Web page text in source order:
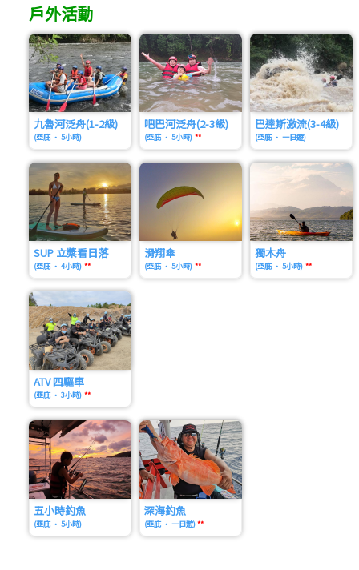
戶外活動
九魯河泛舟(1-2級)
(亞庇 • 5小時)
吧巴河泛舟(2-3級)
(亞庇 • 5小時) **
巴達斯激流(3-4級)
(亞庇 • 一日遊)
SUP 立槳看日落
(亞庇 • 4小時) **
滑翔傘
(亞庇 • 5小時) **
獨木舟
(亞庇 • 5小時) **
ATV 四驅車
(亞庇 • 3小時) **
五小時釣魚
(亞庇 • 5小時)
深海釣魚
(亞庇 • 一日遊)**